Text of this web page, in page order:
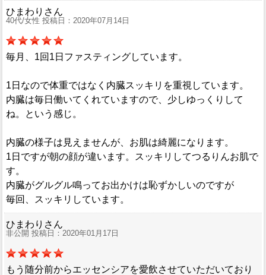
ひまわりさん
40代/女性 投稿日：2020年07月14日
毎月、1回1日ファスティングしています。
1日なので体重ではなく内臓スッキリを重視しています。
内臓は毎日働いてくれていますので、少しゆっくりして
ね。という感じ。
内臓の様子は見えませんが、お肌は綺麗になります。
1日ですが朝の顔が違います。スッキリしてつるりんお肌で
す。
内臓がグルグル鳴ってお出かけは恥ずかしいのですが
毎回、スッキリしています。
ひまわりさん
非公開 投稿日：2020年01月17日
もう随分前からエッセンシアを愛飲させていただいており